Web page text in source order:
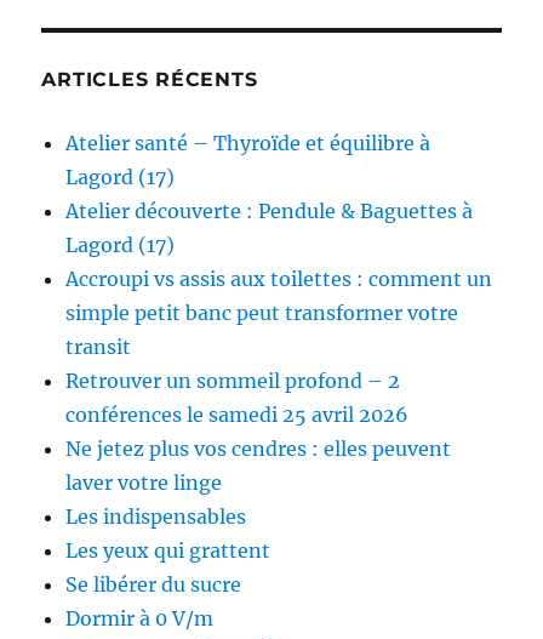
ARTICLES RÉCENTS
Atelier santé – Thyroïde et équilibre à
Lagord (17)
Atelier découverte : Pendule & Baguettes à
Lagord (17)
Accroupi vs assis aux toilettes : comment un
simple petit banc peut transformer votre
transit
Retrouver un sommeil profond – 2
conférences le samedi 25 avril 2026
Ne jetez plus vos cendres : elles peuvent
laver votre linge
Les indispensables
Les yeux qui grattent
Se libérer du sucre
Dormir à 0 V/m